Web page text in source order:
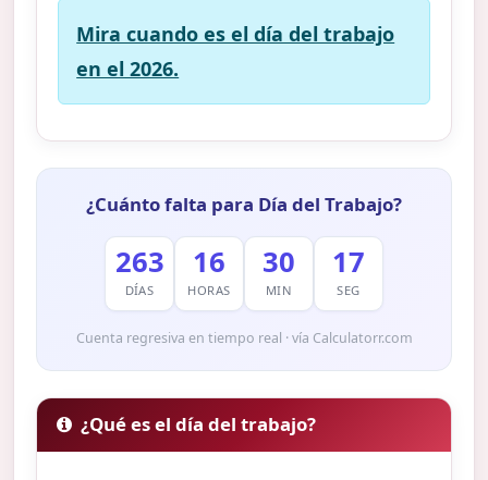
Mira cuando es el día del trabajo
en el 2026.
¿Cuánto falta para Día del Trabajo?
263
DÍAS
16
HORAS
30
MIN
16
SEG
Cuenta regresiva en tiempo real · vía Calculatorr.com
¿Qué es el día del trabajo?